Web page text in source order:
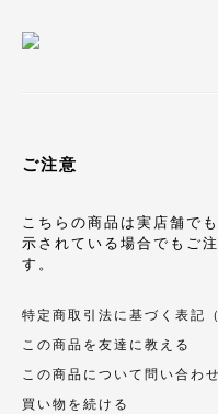
ご注意
こちらの商品は実店舗で
示されている場合でもご
す。
特定商取引法に基づく表記
この商品を友達に教える
この商品について問い合わ
買い物を続ける